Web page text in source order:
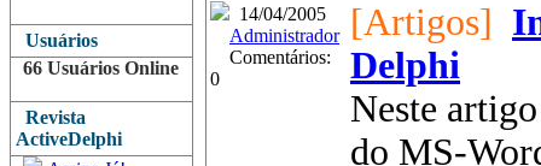
Usuários
66 Usuários Online
Revista
ActiveDelphi
14/04/2005
Administrador
Comentários:
0
[Artigos]
Delphi
Neste
do MS-